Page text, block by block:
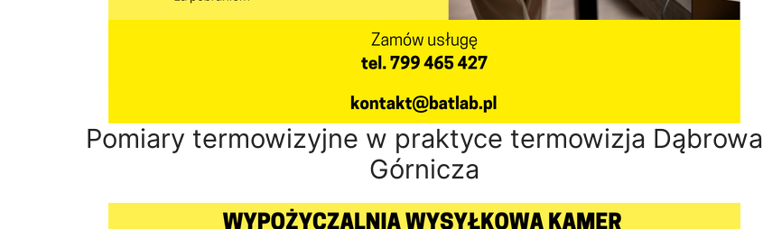
Pomiary termowizyjne w praktyce termowizja Dąbrowa
Górnicza